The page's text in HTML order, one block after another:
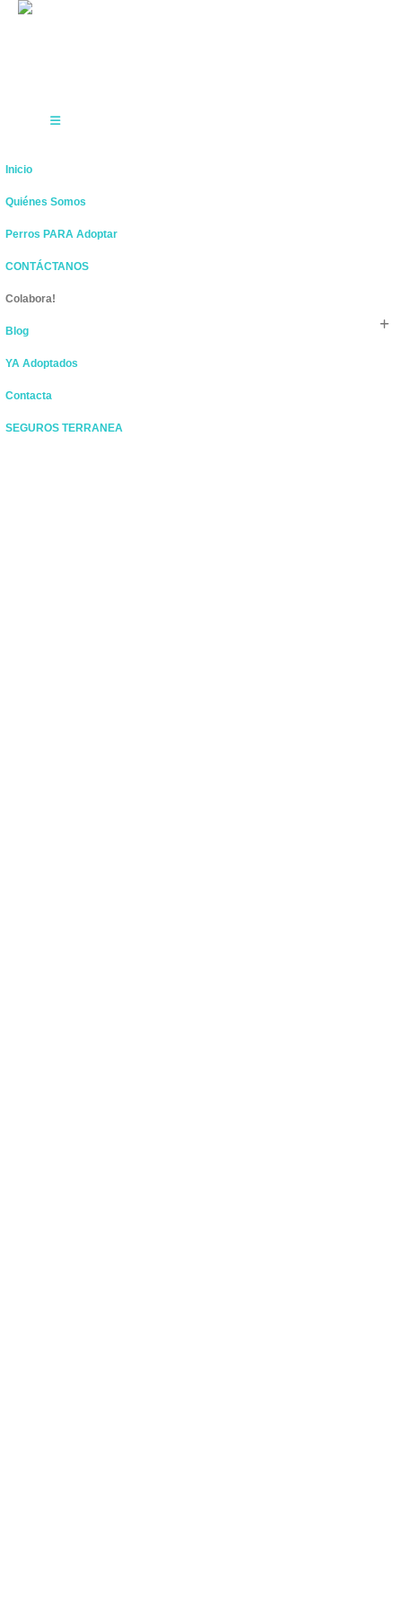
Inicio
Quiénes Somos
Perros PARA Adoptar
CONTÁCTANOS
Colabora!
Blog
YA Adoptados
Contacta
SEGUROS TERRANEA